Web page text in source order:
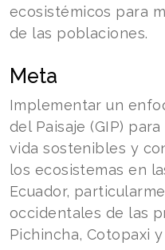
ecosistémicos para
de las poblaciones.
Meta
Implementar un
del Paisaje (GIP)
vida sostenibles y
los ecosistemas en
Ecuador,
occidentales de las
Pichincha, Cotopaxi y